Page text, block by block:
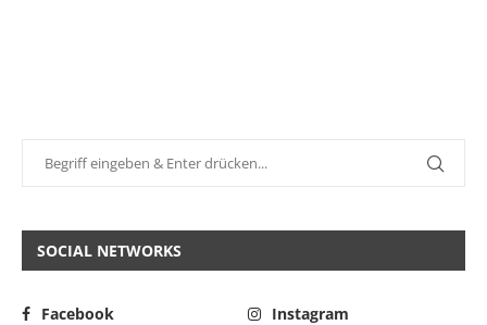
SOCIAL NETWORKS
Facebook
Instagram